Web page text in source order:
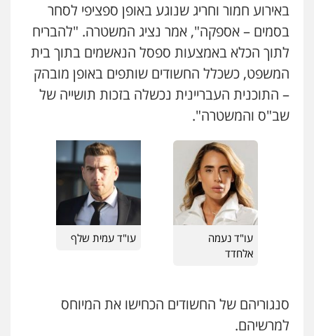
עו"ד אלון ארז
פלילי צבאי סמים אלימות במשפחה צווארון
לבן
0507368203
שחר לדובסקי, עו"ד
פלילי
0507913332
עו"ד איהאב ג'לג'ולי
פלילי מעצרים וחקירות עורכי דין לענייני
אסירים
0505216700
0547342002
באירוע חמור וחריג שנוגע באופן ספציפי לסחר
בסמים – אספקה", אמר נציג המשטרה. "להבריח
לתוך הכלא באמצעות ספסל הנאשמים בתוך בית
המשפט, כשכלל החשודים שותפים באופן מובהק
– התוכנית העבריינית נכשלה בזכות תושייה של
שב"ס והמשטרה".
עו"ד נעמה
אלחדד
עו"ד עמית שלף
סנגוריהם של החשודים הכחישו את המיוחס
למרשיהם.
עו"ד אייל אביטל
פלילי מעצרים וחקירות
0544712201
עו"ד בועז קניג
פלילי משפחה כלכלי צבאי
0507003001
ויקי שמואל – משרד עו"ד
פלילי משפט פלילי
0528959600